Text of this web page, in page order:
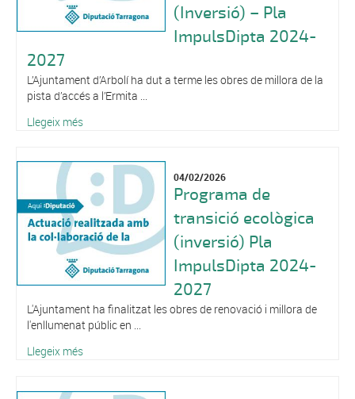
(Inversió) – Pla
ImpulsDipta 2024-
2027
L’Ajuntament d’Arbolí ha dut a terme les obres de millora de la
pista d’accés a l’Ermita ...
Llegeix més
04/02/2026
Programa de
transició ecològica
(inversió) Pla
ImpulsDipta 2024-
2027
L'Ajuntament ha finalitzat les obres de renovació i millora de
l'enllumenat públic en ...
Llegeix més